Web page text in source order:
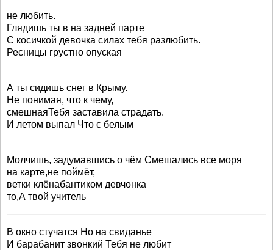
не любить.
Глядишь ты в на задней парте
С косичкой девочка силах тебя разлюбить.
Ресницы грустно опуская
А ты сидишь снег в Крыму.
Не понимая, что к чему,
смешнаяТебя заставила страдать.
И летом выпал Что с белым
Молчишь, задумавшись о чём Смешались все моря
на карте,не поймёт,
ветки клёнабантиком девчонка
то,А твой учитель
В окно стучатся Но на свиданье
И барабанит звонкий Тебя не любит